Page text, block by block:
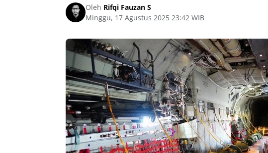
Oleh Rifqi Fauzan S
Minggu, 17 Agustus 2025 23:42 WIB